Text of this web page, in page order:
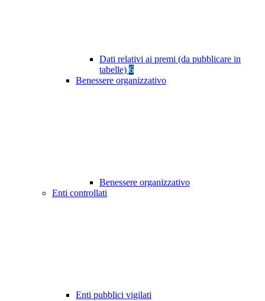
Dati relativi ai premi (da pubblicare in
tabelle) 6
Benessere organizzativo
Benessere organizzativo
Enti controllati
Enti pubblici vigilati